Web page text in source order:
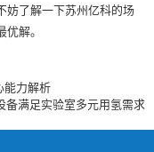
妨了解一下苏州亿科的场
解。
能力解析
备满足实验室多元用氢需求